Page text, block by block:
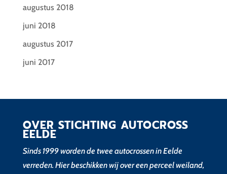
augustus 2018
juni 2018
augustus 2017
juni 2017
OVER STICHTING AUTOCROSS
EELDE
Sinds 1999 worden de twee autocrossen in Eelde
verreden. Hier beschikken wij over een perceel weiland,